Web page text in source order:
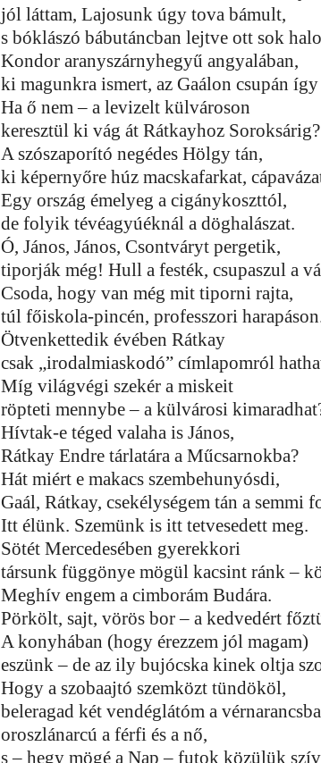
jól láttam, Lajosunk úgy tova bámult,
s bóklászó bábutáncban lejtve ott sok
Kondor aranyszárnyhegyű angyalában,
ki magunkra ismert, az Gaálon csupán így
Ha ő nem – a levizelt külvároson
keresztül ki vág át Rátkayhoz Soroksárig?
A szószaporító negédes Hölgy tán,
ki képernyőre húz macskafarkat,
Egy ország émelyeg a cigánykoszttól,
de folyik tévéagyúéknál a döghalászat.
Ó, János, János, Csontváryt pergetik,
tiporják még! Hull a festék, csupaszul a
Csoda, hogy van még mit tiporni rajta,
túl főiskola-pincén, professzori
Ötvenkettedik évében Rátkay
csak „irodalmiaskodó” címlapomról
Míg világvégi szekér a miskeit
röpteti mennybe – a külvárosi
Hívtak-e téged valaha is János,
Rátkay Endre tárlatára a Műcsarnokba?
Hát miért e makacs szembehunyósdi,
Gaál, Rátkay, csekélységem tán a semmi
Itt élünk. Szemünk is itt tetvesedett meg.
Sötét Mercedesében gyerekkori
társunk függönye mögül kacsint ránk –
Meghív engem a cimborám Budára.
Pörkölt, sajt, vörös bor – a kedvedért
A konyhában (hogy érezzem jól magam)
eszünk – de az ily bujócska kinek oltja
Hogy a szobaajtó szemközt tündököl,
beleragad két vendéglátóm a
oroszlánarcú a férfi és a nő,
s – hegy mögé a Nap – futok közülük